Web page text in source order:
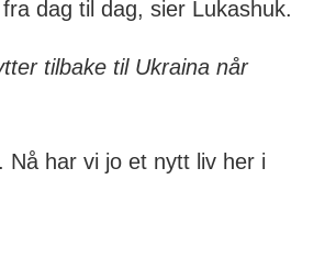
dag til dag, sier Lukashuk.
tilbake til Ukraina når
Nå har vi jo et nytt liv her i